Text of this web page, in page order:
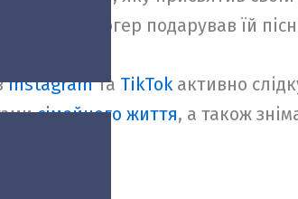
тато-блогер подарував їй
Instagramта TikTokактивно
сімейного життя, а також